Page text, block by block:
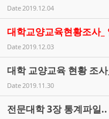
Date2019.12.04
대학교양교육현황조사
Date2019.12.03
대학 교양교육 현황 조
Date2019.11.30
전문대학 3장 통계파일..